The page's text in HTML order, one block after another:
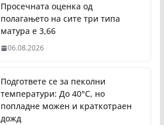
Просечната оценка од
полагањето на сите три типа
матура е 3,66
06.08.2026
Подгответе се за пеколни
температури: До 40°C, но
попладне можен и краткотраен
дожд